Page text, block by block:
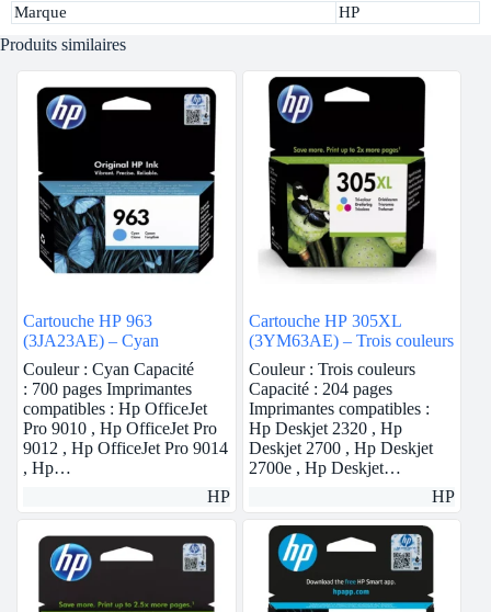
Marque HP
Produits similaires
Cartouche HP 963
(3JA23AE) – Cyan
Couleur : Cyan Capacité
: 700 pages Imprimantes
compatibles : Hp OfficeJet
Pro 9010 , Hp OfficeJet Pro
9012 , Hp OfficeJet Pro 9014
, Hp…
HP
Cartouche HP 305XL
(3YM63AE) – Trois couleurs
Couleur : Trois couleurs
Capacité : 204 pages
Imprimantes compatibles :
Hp Deskjet 2320 , Hp
Deskjet 2700 , Hp Deskjet
2700e , Hp Deskjet…
HP